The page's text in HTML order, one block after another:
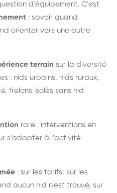
d'équipement. C'est
: savoir quand
orienter vers une autre
terrain sur la diversité
: nids urbains, nids ruraux,
frelons isolés sans nid
rare : interventions en
s'adapter à l'activité
: sur les tarifs, sur les
aucun nid n'est trouvé, sur